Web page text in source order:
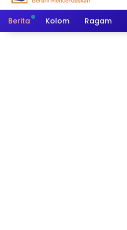
Berita Kolom Ragam